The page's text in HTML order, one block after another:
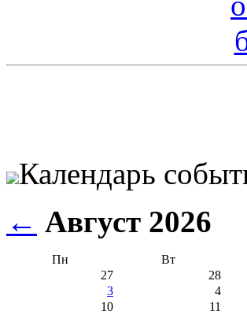
Календарь
← Август 2026
Пн Вт
27
28
3
4
10
11